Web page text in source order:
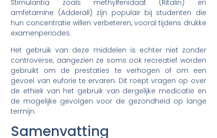
Stimulantia zoals methylfenidaat (Ritalin) en
amfetamine (Adderall) zijn populair bij studenten die
hun concentratie willen verbeteren, vooral tijdens drukke
examenperiodes.
Het gebruik van deze middelen is echter niet zonder
controverse, aangezien ze soms ook recreatief worden
gebruikt om de prestaties te verhogen of om een
gevoel van euforie te ervaren. Dit roept vragen op over
de ethiek van het gebruik van dergelijke medicatie en
de mogelijke gevolgen voor de gezondheid op lange
termijn.
Samenvatting